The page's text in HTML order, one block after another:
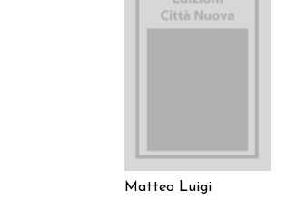
Matteo Luigi